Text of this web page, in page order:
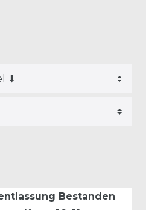
Bestanden